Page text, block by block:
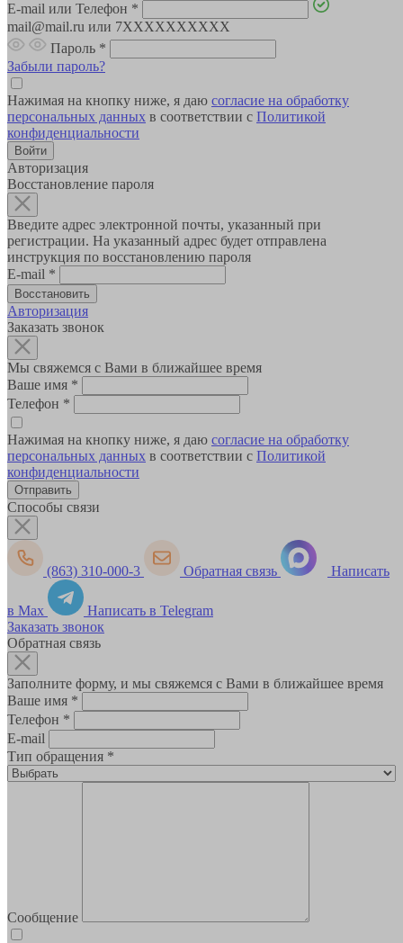
E-mail или Телефон *
mail@mail.ru или 7XXXXXXXXXX
Пароль *
Забыли пароль?
Нажимая на кнопку ниже, я даю согласие на обработку
персональных данных в соответствии с Политикой
конфиденциальности
Авторизация
Восстановление пароля
Введите адрес электронной почты, указанный при
регистрации. На указанный адрес будет отправлена
инструкция по восстановлению пароля
E-mail *
Авторизация
Заказать звонок
Мы свяжемся с Вами в ближайшее время
Ваше имя *
Телефон *
Нажимая на кнопку ниже, я даю согласие на обработку
персональных данных в соответствии с Политикой
конфиденциальности
Способы связи
(863) 310-000-3 Обратная связь Написать
в Max
Написать в Telegram
Заказать звонок
Обратная связь
Заполните форму, и мы свяжемся с Вами в ближайшее время
Ваше имя *
Телефон *
E-mail
Тип обращения *
Сообщение